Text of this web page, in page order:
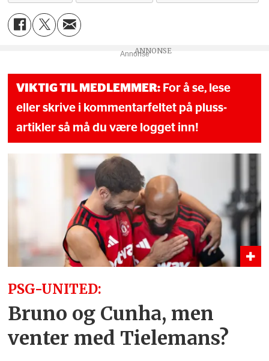
Annonse
VIKTIG TIL MEDLEMMER: For å se, lese
eller skrive i kommentarfeltet på pluss-
artikler så må du være logget inn!
PSG-UNITED:
Bruno og Cunha, men
venter med Tielemans?